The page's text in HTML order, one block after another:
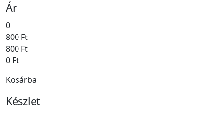
Ár
0
800 Ft
800 Ft
0 Ft
Kosárba
Készlet